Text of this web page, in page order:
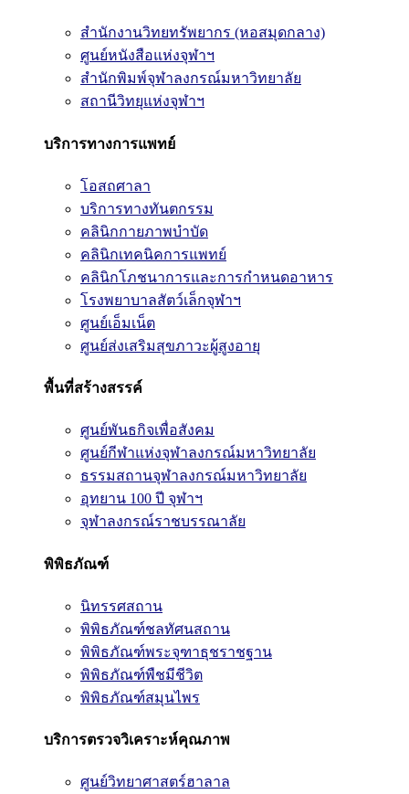
สำนักงานวิทยทรัพยากร (หอสมุดกลาง)
ศูนย์หนังสือแห่งจุฬาฯ
สำนักพิมพ์จุฬาลงกรณ์มหาวิทยาลัย
สถานีวิทยุแห่งจุฬาฯ
บริการทางการแพทย์
โอสถศาลา
บริการทางทันตกรรม
คลินิกกายภาพบำบัด
คลินิกเทคนิคการแพทย์
คลินิกโภชนาการและการกำหนดอาหาร
โรงพยาบาลสัตว์เล็กจุฬาฯ
ศูนย์เอ็มเน็ต
ศูนย์ส่งเสริมสุขภาวะผู้สูงอายุ
พื้นที่สร้างสรรค์
ศูนย์พันธกิจเพื่อสังคม
ศูนย์กีฬาแห่งจุฬาลงกรณ์มหาวิทยาลัย
ธรรมสถานจุฬาลงกรณ์มหาวิทยาลัย
อุทยาน 100 ปี จุฬาฯ
จุฬาลงกรณ์ราชบรรณาลัย
พิพิธภัณฑ์
นิทรรศสถาน
พิพิธภัณฑ์ชลทัศนสถาน
พิพิธภัณฑ์พระจุฑาธุชราชฐาน
พิพิธภัณฑ์พืชมีชีวิต
พิพิธภัณฑ์สมุนไพร
บริการตรวจวิเคราะห์คุณภาพ
ศูนย์วิทยาศาสตร์ฮาลาล